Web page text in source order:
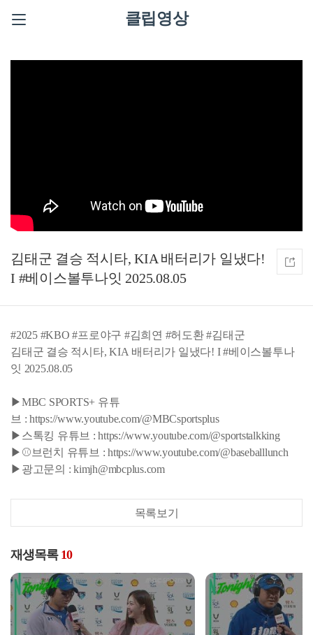
클립영상
김태군 결승 적시타, KIA 배터리가 일냈다!
I #베이스볼투나잇 2025.08.05
#2025 #KBO #프로야구 #김희연 #허도환 #김태군
김태군 결승 적시타, KIA 배터리가 일냈다! I #베이스볼투나
잇 2025.08.05
▶MBC SPORTS+ 유튜
브 : https://www.youtube.com/@MBCsportsplus
▶스톡킹 유튜브 : https://www.youtube.com/@sportstalkking
▶⚾브런치 유튜브 : https://www.youtube.com/@baseballlunch
▶광고문의 : kimjh@mbcplus.com
목록보기
재생목록 10